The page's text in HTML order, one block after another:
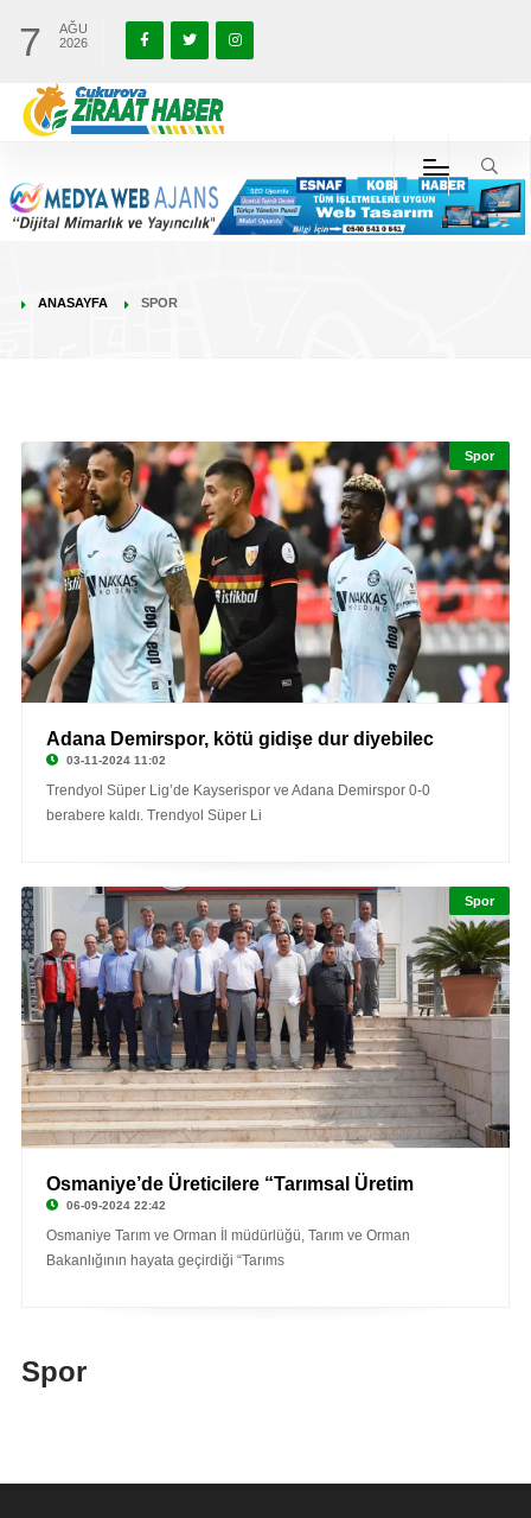
7
AĞU
2026
ANASAYFA SPOR
Spor
Adana Demirspor, kötü gidişe dur diyebilec
03-11-2024 11:02
Trendyol Süper Lig’de Kayserispor ve Adana Demirspor 0-0
berabere kaldı. Trendyol Süper Li
Spor
Osmaniye’de Üreticilere “Tarımsal Üretim
06-09-2024 22:42
Osmaniye Tarım ve Orman İl müdürlüğü, Tarım ve Orman
Bakanlığının hayata geçirdiği “Tarıms
Spor